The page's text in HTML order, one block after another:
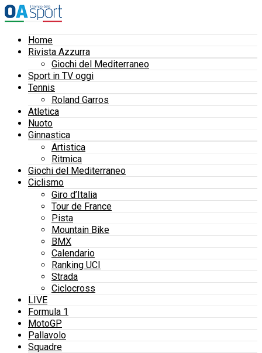
Home
Rivista Azzurra
Giochi del Mediterraneo
Sport in TV oggi
Tennis
Roland Garros
Atletica
Nuoto
Ginnastica
Artistica
Ritmica
Giochi del Mediterraneo
Ciclismo
Giro d’Italia
Tour de France
Pista
Mountain Bike
BMX
Calendario
Ranking UCI
Strada
Ciclocross
LIVE
Formula 1
MotoGP
Pallavolo
Squadre